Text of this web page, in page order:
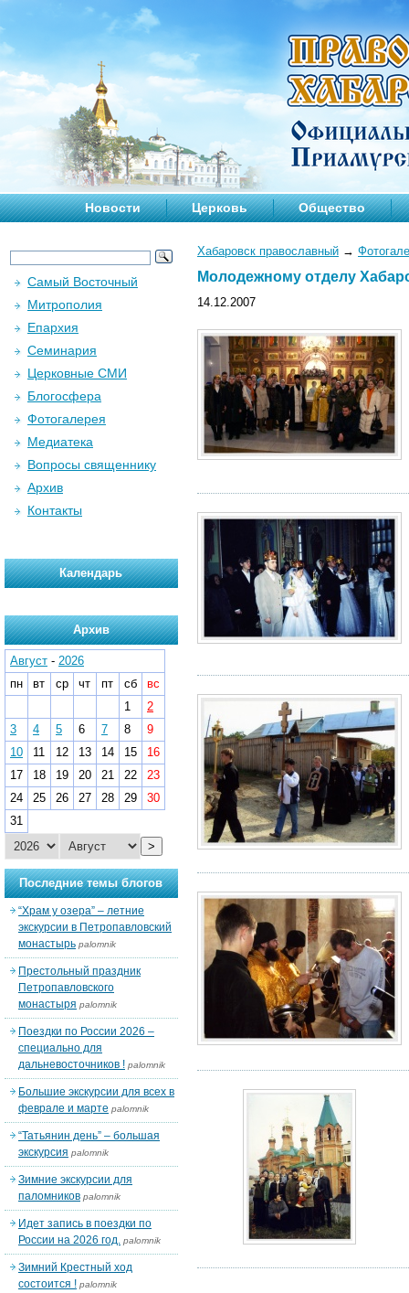
Новости Церковь Общество
Хабаровск православный →
Молодежному отделу
14.12.2007
Самый Восточный
Митрополия
Епархия
Семинария
Церковные СМИ
Блогосфера
Фотогалерея
Медиатека
Вопросы священнику
Архив
Контакты
Календарь
Архив
Август - 2026
пн
вт ср чт пт сб
вс
1
2
3
4 5 6 7 8
9
10
11 12 13 14 15
16
17
18 19 20 21 22
23
24
25 26 27 28 29
30
31
>
Последние темы блогов
“Храм у озера” – летние
экскурсии в Петропавловский
монастырь palomnik
Престольный праздник
Петропавловского
монастыря palomnik
Поездки по России 2026 –
специально для
дальневосточников ! palomnik
Большие экскурсии для всех в
феврале и марте palomnik
“Татьянин день” – большая
экскурсия palomnik
Зимние экскурсии для
паломников palomnik
Идет запись в поездки по
России на 2026 год. palomnik
Зимний Крестный ход
состоится ! palomnik